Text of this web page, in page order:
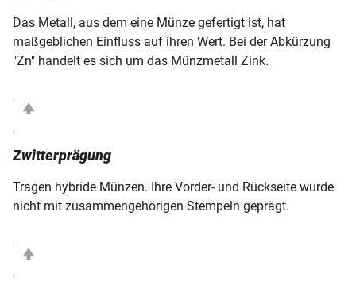
Das Metall, aus dem eine Münze gefertigt ist, hat
maßgeblichen Einfluss auf ihren Wert. Bei der Abkürzung
"Zn" handelt es sich um das Münzmetall Zink.
Zwitterprägung
Tragen hybride Münzen. Ihre Vorder- und Rückseite wurde
nicht mit zusammengehörigen Stempeln geprägt.